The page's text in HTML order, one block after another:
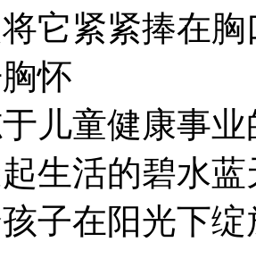
它紧紧捧在胸
怀
儿童健康事
生活的碧水蓝
子在阳光下